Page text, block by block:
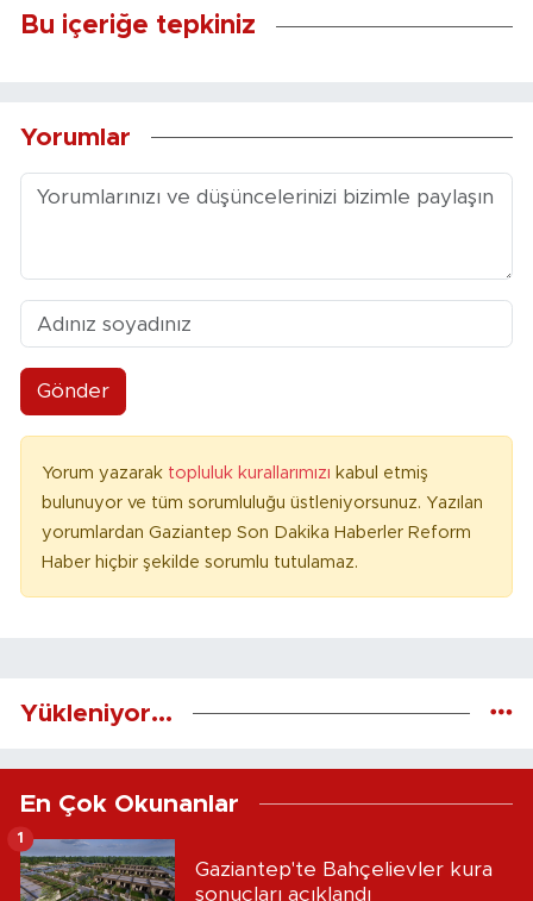
Bu içeriğe tepkiniz
Yorumlar
Gönder
Yorum yazarak topluluk kurallarımızı kabul etmiş
bulunuyor ve tüm sorumluluğu üstleniyorsunuz. Yazılan
yorumlardan Gaziantep Son Dakika Haberler Reform
Haber hiçbir şekilde sorumlu tutulamaz.
Yükleniyor...
En Çok Okunanlar
Gaziantep'te Bahçelievler kura
sonuçları açıklandı
1